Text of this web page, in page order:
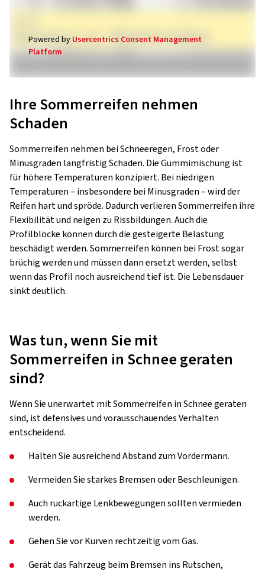
Powered by Usercentrics Consent Management
Platform
Ihre Sommerreifen nehmen
Schaden
Sommerreifen nehmen bei Schneeregen, Frost oder
Minusgraden langfristig Schaden. Die Gummimischung ist
für höhere Temperaturen konzipiert. Bei niedrigen
Temperaturen – insbesondere bei Minusgraden – wird der
Reifen hart und spröde. Dadurch verlieren Sommerreifen ihre
Flexibilität und neigen zu Rissbildungen. Auch die
Profilblöcke können durch die gesteigerte Belastung
beschädigt werden. Sommerreifen können bei Frost sogar
brüchig werden und müssen dann ersetzt werden, selbst
wenn das Profil noch ausreichend tief ist. Die Lebensdauer
sinkt deutlich.
Was tun, wenn Sie mit
Sommerreifen in Schnee geraten
sind?
Wenn Sie unerwartet mit Sommerreifen in Schnee geraten
sind, ist defensives und vorausschauendes Verhalten
entscheidend.
Halten Sie ausreichend Abstand zum Vordermann.
Vermeiden Sie starkes Bremsen oder Beschleunigen.
Auch ruckartige Lenkbewegungen sollten vermieden
werden.
Gehen Sie vor Kurven rechtzeitig vom Gas.
Gerät das Fahrzeug beim Bremsen ins Rutschen,